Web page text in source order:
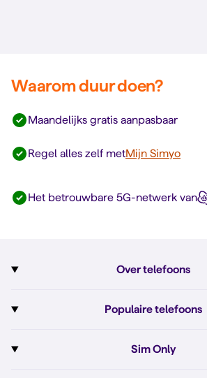
Waarom duur doen?
Maandelijks gratis aanpasbaar
Regel alles zelf metMijn Simyo
Het betrouwbare 5G-netwerk van
Over telefoons
Alle telefoons
Populaire telefoons
Sim Only